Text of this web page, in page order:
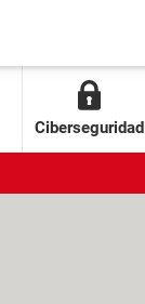
Ciberseguridad